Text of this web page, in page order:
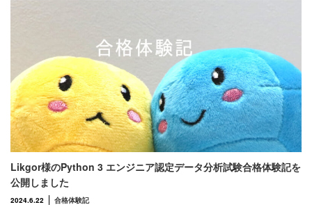
Likgor様のPython 3 エンジニア認定データ分析試験合格体験記を
公開しました
2024.6.22 合格体験記